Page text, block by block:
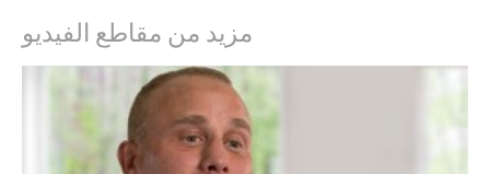
مزيد من مقاطع الفيديو